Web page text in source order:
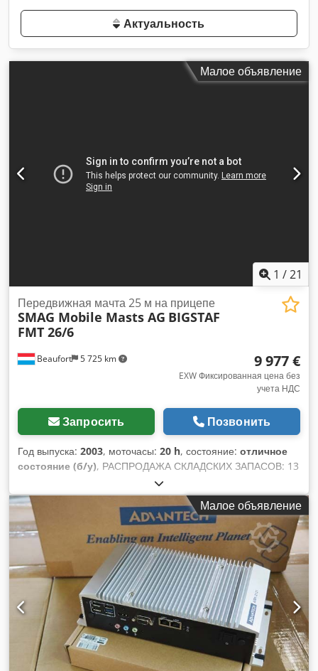
Актуальность
Малое объявление
1 /21
Beaufort 5 725 km
Передвижная мачта 25 м на прицепе
SMAG Mobile Masts AG BIGSTAF
FMT 26/6
9 977 €
EXW Фиксированная цена без
учета НДС
Запросить Позвонить
Год выпуска: 2003, моточасы: 20 h, состояние: отличное
состояние (б/у), РАСПРОДАЖА СКЛАДСКИХ ЗАПАСОВ: 13
единиц передвижных мачт SMAG Mobile Masts AG BIGSTAF
FMT 26/6 в отличном состоянии, высота 25 м, установлены
на прицепе, год выпуска 2003, НОВАЯ ЦЕНА 350 000 евро,
мы предлагаем СКИДКУ 97 % Производитель: SMAG
Mobile Masts AG Модель: BIGSTAF FMT 26/6 Год выпуска:
2003 Состояние: отличное Максимальная высота подъема:
25,0 м Csdpfx Amjzrlf Te Uerf Алюминиевая
телескопическая мачта FTM SALZGITTERWERKE, 25–42 м
Легкая и прочная передвижная мачта – простая и быстрая
установка – ручной или электрический подъем – плавная
регулировка высоты – установка при уклоне местности до
±10 % – выдерживает ветровую нагрузку 2000 Н (2 м²) без
растяжек (при использовании растяжек выдерживает до 10
Малое объявление